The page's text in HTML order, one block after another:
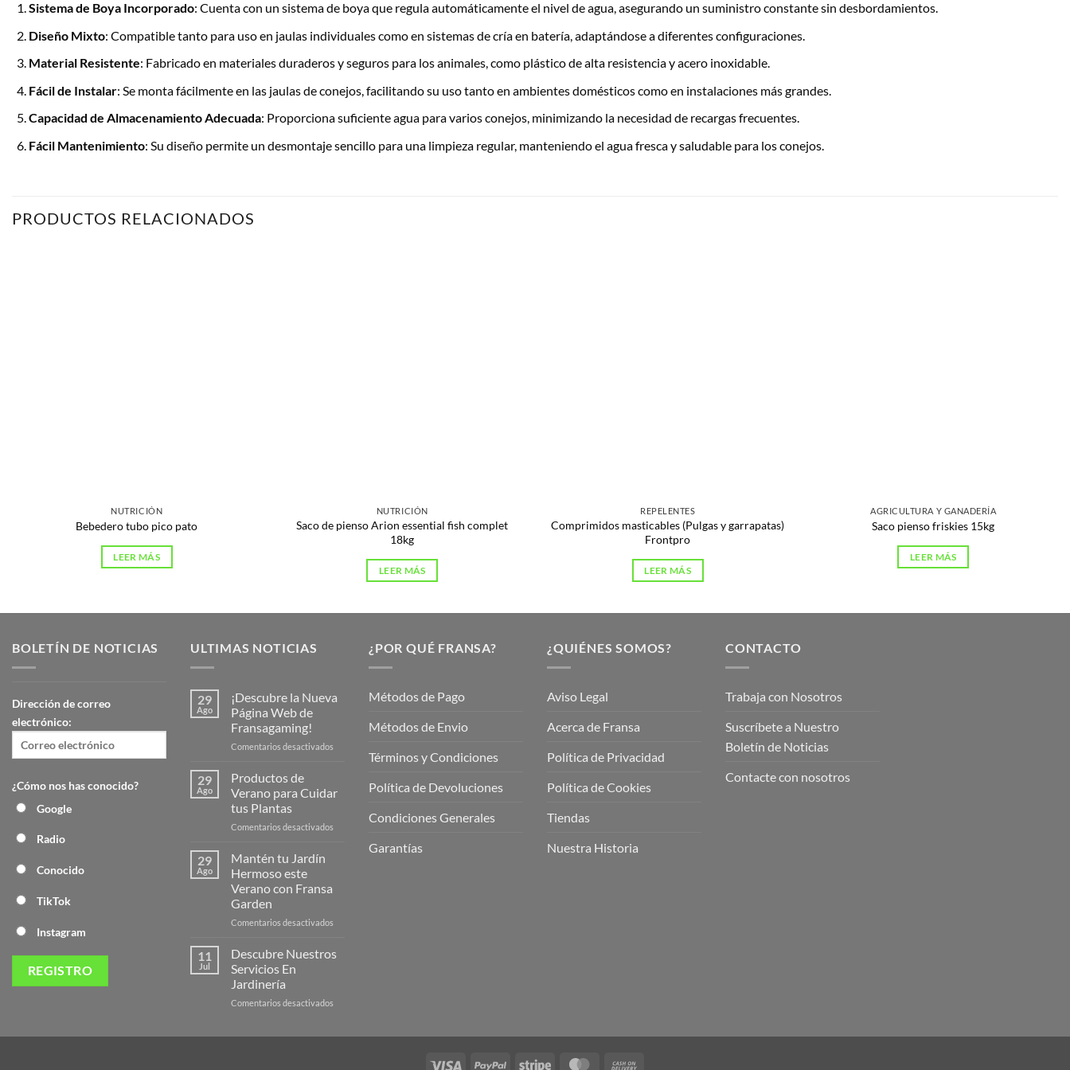
Sistema de Boya Incorporado: Cuenta con un sistema de boya que regula automáticamente el nivel de agua, asegurando un suministro constante sin desbordamientos.
Diseño Mixto: Compatible tanto para uso en jaulas individuales como en sistemas de cría en batería, adaptándose a diferentes configuraciones.
Material Resistente: Fabricado en materiales duraderos y seguros para los animales, como plástico de alta resistencia y acero inoxidable.
Fácil de Instalar: Se monta fácilmente en las jaulas de conejos, facilitando su uso tanto en ambientes domésticos como en instalaciones más grandes.
Capacidad de Almacenamiento Adecuada: Proporciona suficiente agua para varios conejos, minimizando la necesidad de recargas frecuentes.
Fácil Mantenimiento: Su diseño permite un desmontaje sencillo para una limpieza regular, manteniendo el agua fresca y saludable para los conejos.
PRODUCTOS RELACIONADOS
NUTRICIÓN
Bebedero tubo pico pato
LEER MÁS
NUTRICIÓN
Saco de pienso Arion essential fish complet
18kg
LEER MÁS
REPELENTES
Comprimidos masticables (Pulgas y garrapatas)
Frontpro
LEER MÁS
AGRICULTURA Y GANADERÍA
Saco pienso friskies 15kg
LEER MÁS
BOLETÍN DE NOTICIAS
Dirección de correo
electrónico:
¿Cómo nos has conocido?
Google
Radio
Conocido
TikTok
Instagram
ULTIMAS NOTICIAS
29
Ago
¡Descubre la Nueva
Página Web de
Fransagaming!
Comentarios desactivados
Página
29
Ago
Productos de
Verano para Cuidar
tus Plantas
Comentarios desactivados
29
Ago
Mantén tu Jardín
Hermoso este
Verano con Fransa
Garden
Comentarios desactivados
Jardín
11
Jul
Descubre Nuestros
Servicios En
Jardinería
Comentarios desactivados
¿POR QUÉ FRANSA?
Métodos de Pago
Métodos de Envio
Términos y Condiciones
Política de Devoluciones
Condiciones Generales
Garantías
¿QUIÉNES SOMOS?
Aviso Legal
Acerca de Fransa
Política de Privacidad
Política de Cookies
Tiendas
Nuestra Historia
CONTACTO
Trabaja con Nosotros
Suscríbete a Nuestro
Boletín de Noticias
Contacte con nosotros
Visa PayPal Stripe MasterCard